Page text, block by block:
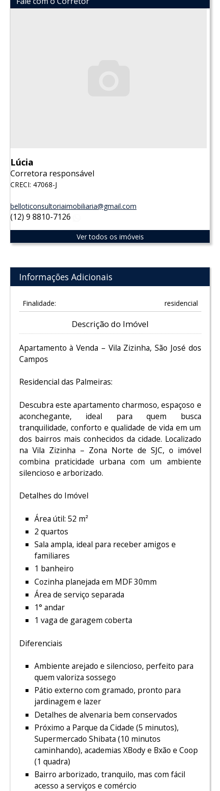
Lúcia
Corretora responsável
CRECI: 47068-J
belloticonsultoriaimobiliaria@gmail.com
(12) 9 8810-7126
Ver todos os imóveis
Informações Adicionais
Finalidade: residencial
Descrição do Imóvel
Apartamento à Venda – Vila Zizinha, São José dos
Campos
Residencial das Palmeiras:
Descubra este apartamento charmoso, espaçoso e
aconchegante, ideal para quem busca
tranquilidade, conforto e qualidade de vida em um
dos bairros mais conhecidos da cidade. Localizado
na Vila Zizinha – Zona Norte de SJC, o imóvel
combina praticidade urbana com um ambiente
silencioso e arborizado.
Detalhes do Imóvel
Área útil: 52 m²
2 quartos
Sala ampla, ideal para receber amigos e
familiares
1 banheiro
Cozinha planejada em MDF 30mm
Área de serviço separada
1° andar
1 vaga de garagem coberta
Diferenciais
Ambiente arejado e silencioso, perfeito para
quem valoriza sossego
Pátio externo com gramado, pronto para
jardinagem e lazer
Detalhes de alvenaria bem conservados
Próximo a Parque da Cidade (5 minutos),
Supermercado Shibata (10 minutos
caminhando), academias XBody e Bxão e Coop
(1 quadra)
Bairro arborizado, tranquilo, mas com fácil
acesso a serviços e comércio